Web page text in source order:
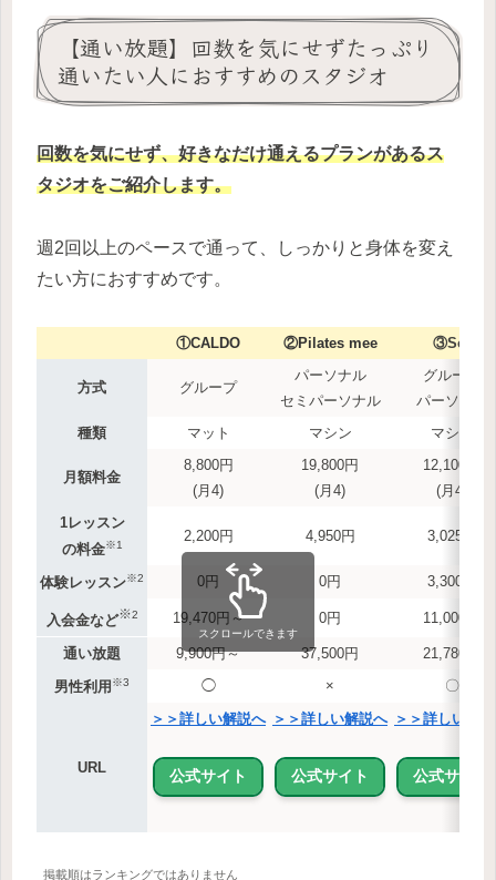
【通い放題】回数を気にせずたっぷり
通いたい人におすすめのスタジオ
回数を気にせず、好きなだけ通えるプランがあるス
タジオをご紹介します。
週2回以上のペースで通って、しっかりと身体を変え
たい方におすすめです。
①CALDO ②Pilates mee ③Soi
方式 グループ
パーソナル
セミパーソナル
グループ
パーソナル
種類
マット マシン マシン
月額料金
8,800円
(月4)
19,800円
(月4)
12,100円
(月4)
1レッスン
の料金※1
2,200円 4,950円 3,025円
体験レッスン※2 0円 0円 3,300円
入会金など※2 19,470円～ 0円 11,000円
通い放題 9,900円～ 37,500円
21,780円
男性利用※3 ◯ × 〇
URL
＞＞詳しい解説へ
公式サイト
＞＞詳しい解説へ
公式サイト
＞＞詳しい解
公式サイト
スクロールできます
掲載順はランキングではありません